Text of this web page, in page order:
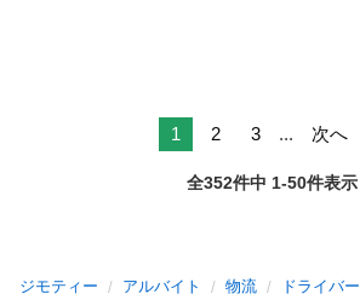
1 2 3 ... 次へ
全352件中 1-50件表示
ジモティー アルバイト 物流 ドライバー